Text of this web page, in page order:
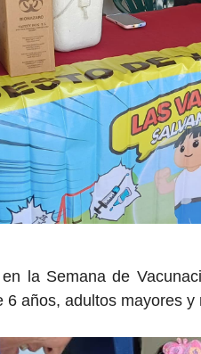
la Semana de
años, adultos mayores